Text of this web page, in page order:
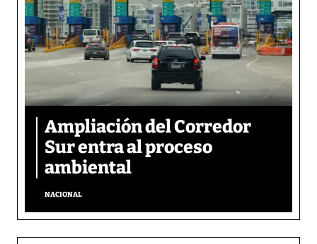
Ampliación del Corredor
Sur entra al proceso
ambiental
NACIONAL